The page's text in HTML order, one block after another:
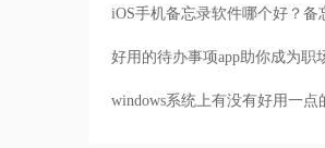
iOS手机备忘录软件哪个好？备
好用的待办事项app助你成为职
windows系统上有没有好用一点